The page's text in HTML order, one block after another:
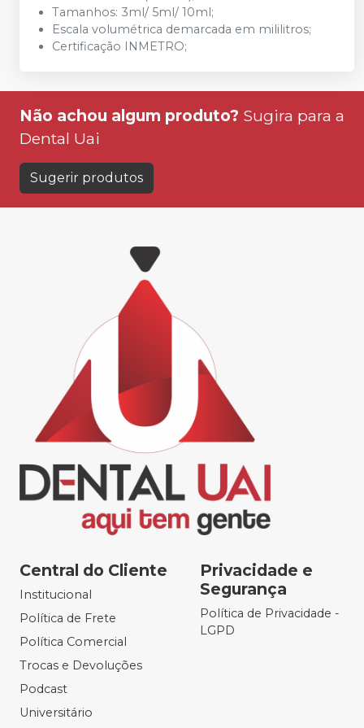
Tamanhos: 3ml/ 5ml/ 10ml;
Escala volumétrica demarcada em mililitros;
Certificação INMETRO;
Não achou algum produto? Sugira para a
Dental Uai
Sugerir produtos
Central do Cliente
Institucional
Política de Frete
Política Comercial
Trocas e Devoluções
Podcast
Universitário
Privacidade e
Segurança
Política de Privacidade -
LGPD